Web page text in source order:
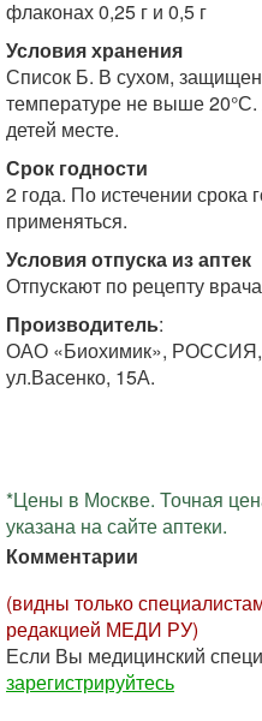
флаконах 0,25 г и 0,5 г
Условия хранения
Список Б. В сухом,
температуре не выше
детей месте.
Срок годности
2 года. По истечении срока
применяться.
Условия отпуска из аптек
Отпускают по рецепту
Производитель:
ОАО «Биохимик», РОССИЯ,
ул.Васенко, 15А.
*Цены в Москве. Точная
указана на сайте аптеки.
Комментарии
(видны только
редакцией МЕДИ РУ)
Если Вы медицинский
зарегистрируйтесь